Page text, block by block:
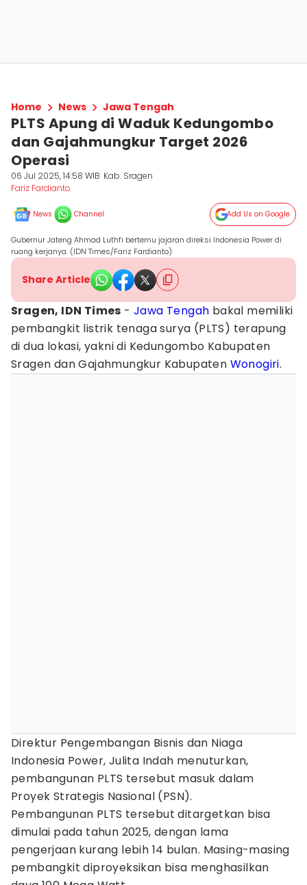
Home News Jawa Tengah
PLTS Apung di Waduk Kedungombo
dan Gajahmungkur Target 2026
Operasi
06 Jul 2025, 14:58 WIB Kab. Sragen
Fariz Fardianto
News Channel Add Us on Google
Gubernur Jateng Ahmad Luthfi bertemu jajaran direksi Indonesia Power di
ruang kerjanya. (IDN Times/Fariz Fardianto)
Share Article
Sragen, IDN Times -Jawa Tengah bakal memiliki
pembangkit listrik tenaga surya (PLTS) terapung
di dua lokasi, yakni di Kedungombo Kabupaten
Sragen dan Gajahmungkur Kabupaten Wonogiri.
Direktur Pengembangan Bisnis dan Niaga
Indonesia Power, Julita Indah menuturkan,
pembangunan PLTS tersebut masuk dalam
Proyek Strategis Nasional (PSN).
Pembangunan PLTS tersebut ditargetkan bisa
dimulai pada tahun 2025, dengan lama
pengerjaan kurang lebih 14 bulan. Masing-masing
pembangkit diproyeksikan bisa menghasilkan